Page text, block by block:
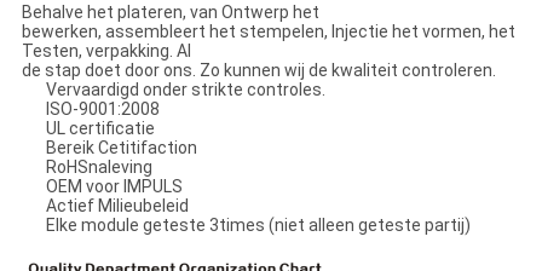
Behalve het plateren, van Ontwerp het
bewerken, assembleert het stempelen, Injectie het vormen, het
Testen, verpakking. Al
de stap doet door ons. Zo kunnen wij de kwaliteit controleren.
Vervaardigd onder strikte controles.
ISO-9001:2008
UL certificatie
Bereik Cetitifaction
RoHSnaleving
OEM voor IMPULS
Actief Milieubeleid
Elke module geteste 3times (niet alleen geteste partij)